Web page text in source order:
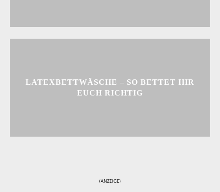
LATEXBETTWÄSCHE – SO BETTET IHR
EUCH RICHTIG
(ANZEIGE)